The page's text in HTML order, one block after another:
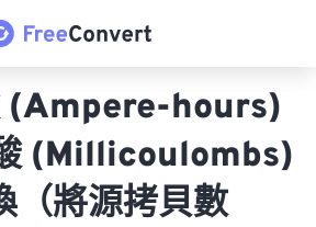
(Ampere-hours)
(Millicoulombs)
（將源拷貝數